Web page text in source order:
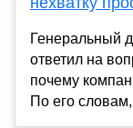
Генеральный
ответил на
почему
По его